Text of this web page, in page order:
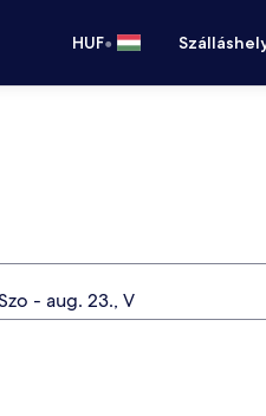
HUF•